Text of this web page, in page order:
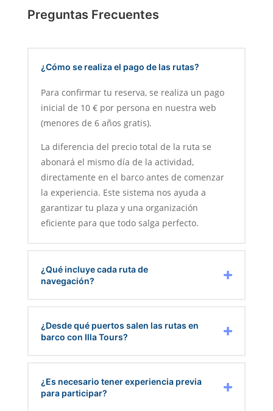
Preguntas Frecuentes
¿Cómo se realiza el pago de las rutas?
Para confirmar tu reserva, se realiza un pago
inicial de 10 € por persona en nuestra web
(menores de 6 años gratis).
La diferencia del precio total de la ruta se
abonará el mismo día de la actividad,
directamente en el barco antes de comenzar
la experiencia. Este sistema nos ayuda a
garantizar tu plaza y una organización
eficiente para que todo salga perfecto.
¿Qué incluye cada ruta de
navegación?
¿Desde qué puertos salen las rutas en
barco con Illa Tours?
¿Es necesario tener experiencia previa
para participar?